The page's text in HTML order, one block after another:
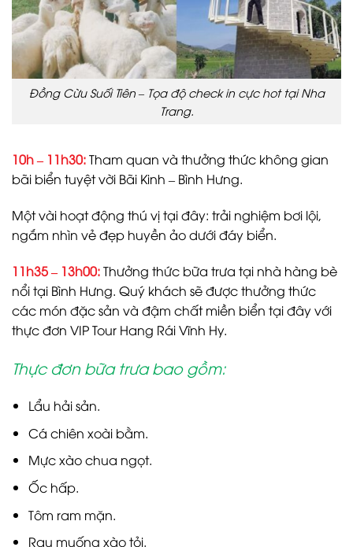
Đồng Cừu Suối Tiên – Tọa độ check in cực hot tại Nha
Trang.
10h – 11h30:Tham quan và thưởng thức không gian
bãi biển tuyệt vời Bãi Kinh – Bình Hưng.
Một vài hoạt động thú vị tại đây: trải nghiệm bơi lội,
ngắm nhìn vẻ đẹp huyền ảo dưới đáy biển.
11h35 – 13h00:Thưởng thức bữa trưa tại nhà hàng bè
nổi tại Bình Hưng. Quý khách sẽ được thưởng thức
các món đặc sản và đậm chất miền biển tại đây với
thực đơn VIP Tour Hang Rái Vĩnh Hy.
Thực đơn bữa trưa bao gồm:
Lẩu hải sản.
Cá chiên xoài bằm.
Mực xào chua ngọt.
Ốc hấp.
Tôm ram mặn.
Rau muống xào tỏi.